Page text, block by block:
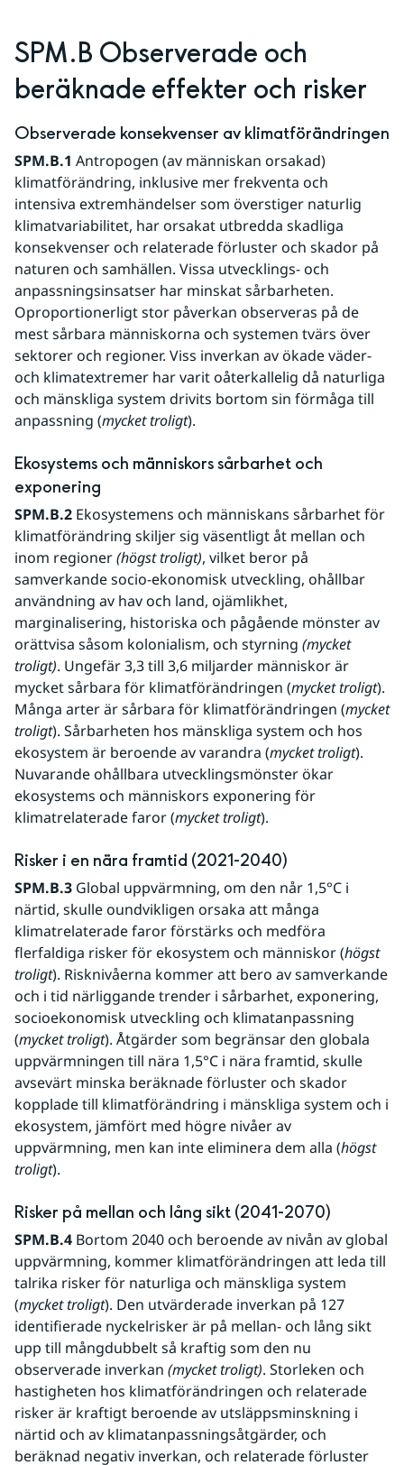
SPM.B Observerade och
beräknade effekter och risker
Observerade konsekvenser av klimatförändringen
SPM.B.1 Antropogen (av människan orsakad)
klimatförändring, inklusive mer frekventa och
intensiva extremhändelser som överstiger naturlig
klimatvariabilitet, har orsakat utbredda skadliga
konsekvenser och relaterade förluster och skador på
naturen och samhällen. Vissa utvecklings- och
anpassningsinsatser har minskat sårbarheten.
Oproportionerligt stor påverkan observeras på de
mest sårbara människorna och systemen tvärs över
sektorer och regioner. Viss inverkan av ökade väder-
och klimatextremer har varit oåterkallelig då naturliga
och mänskliga system drivits bortom sin förmåga till
anpassning (mycket troligt).
Ekosystems och människors sårbarhet och
exponering
SPM.B.2 Ekosystemens och människans sårbarhet för
klimatförändring skiljer sig väsentligt åt mellan och
inom regioner (högst troligt), vilket beror på
samverkande socio-ekonomisk utveckling, ohållbar
användning av hav och land, ojämlikhet,
marginalisering, historiska och pågående mönster av
orättvisa såsom kolonialism, och styrning (mycket
troligt). Ungefär 3,3 till 3,6 miljarder människor är
mycket sårbara för klimatförändringen (mycket troligt).
Många arter är sårbara för klimatförändringen (mycket
troligt). Sårbarheten hos mänskliga system och hos
ekosystem är beroende av varandra (mycket troligt).
Nuvarande ohållbara utvecklingsmönster ökar
ekosystems och människors exponering för
klimatrelaterade faror (mycket troligt).
Risker i en nära framtid (2021-2040)
SPM.B.3 Global uppvärmning, om den når 1,5°C i
närtid, skulle oundvikligen orsaka att många
klimatrelaterade faror förstärks och medföra
flerfaldiga risker för ekosystem och människor (högst
troligt). Risknivåerna kommer att bero av samverkande
och i tid närliggande trender i sårbarhet, exponering,
socioekonomisk utveckling och klimatanpassning
(mycket troligt). Åtgärder som begränsar den globala
uppvärmningen till nära 1,5°C i nära framtid, skulle
avsevärt minska beräknade förluster och skador
kopplade till klimatförändring i mänskliga system och i
ekosystem, jämfört med högre nivåer av
uppvärmning, men kan inte eliminera dem alla (högst
troligt).
Risker på mellan och lång sikt (2041-2070)
SPM.B.4 Bortom 2040 och beroende av nivån av global
uppvärmning, kommer klimatförändringen att leda till
talrika risker för naturliga och mänskliga system
(mycket troligt). Den utvärderade inverkan på 127
identifierade nyckelrisker är på mellan- och lång sikt
upp till mångdubbelt så kraftig som den nu
observerade inverkan (mycket troligt). Storleken och
hastigheten hos klimatförändringen och relaterade
risker är kraftigt beroende av utsläppsminskning i
närtid och av klimatanpassningsåtgärder, och
beräknad negativ inverkan, och relaterade förluster